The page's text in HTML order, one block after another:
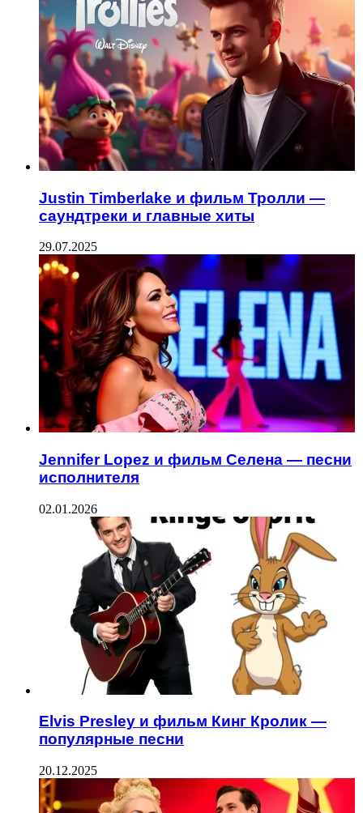
Justin Timberlake и фильм Тролли —
саундтреки и главные хиты
29.07.2025
Jennifer Lopez и фильм Селена — песни
исполнителя
02.01.2026
Elvis Presley и фильм Кинг Кролик —
популярные песни
20.12.2025